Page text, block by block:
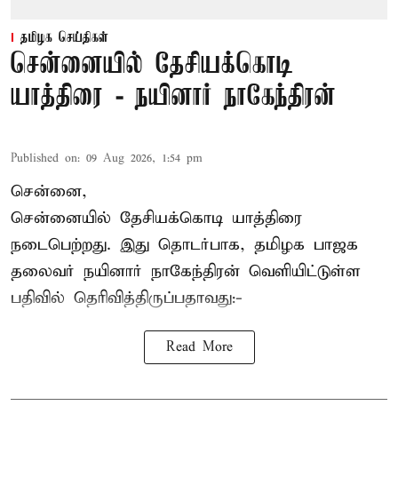
தமிழக செய்திகள்
சென்னையில் தேசியக்கொடி
யாத்திரை - நயினார் நாகேந்திரன்
Published on: 09 Aug 2026, 1:54 pm
சென்னை,
சென்னையில் தேசியக்கொடி யாத்திரை
நடைபெற்றது. இது தொடர்பாக, தமிழக பாஜக
தலைவர் நயினார் நாகேந்திரன் வெளியிட்டுள்ள
பதிவில் தெரிவித்திருப்பதாவது:-
Read More